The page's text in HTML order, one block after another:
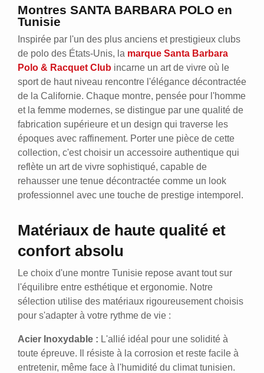
Montres SANTA BARBARA POLO en
Tunisie
Inspirée par l'un des plus anciens et prestigieux clubs
de polo des États-Unis, la marque Santa Barbara
Polo & Racquet Club incarne un art de vivre où le
sport de haut niveau rencontre l'élégance décontractée
de la Californie. Chaque montre, pensée pour l'homme
et la femme modernes, se distingue par une qualité de
fabrication supérieure et un design qui traverse les
époques avec raffinement. Porter une pièce de cette
collection, c'est choisir un accessoire authentique qui
reflète un art de vivre sophistiqué, capable de
rehausser une tenue décontractée comme un look
professionnel avec une touche de prestige intemporel.
Matériaux de haute qualité et
confort absolu
Le choix d'une montre Tunisie repose avant tout sur
l'équilibre entre esthétique et ergonomie. Notre
sélection utilise des matériaux rigoureusement choisis
pour s'adapter à votre rythme de vie :
Acier Inoxydable : L'allié idéal pour une solidité à
toute épreuve. Il résiste à la corrosion et reste facile à
entretenir, même face à l'humidité du climat tunisien.